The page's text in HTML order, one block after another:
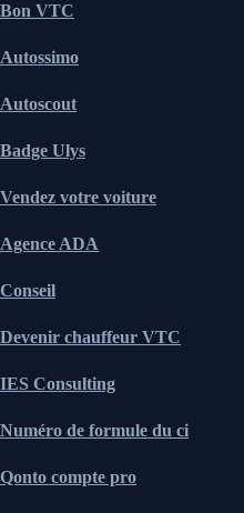
Bon VTC
Autossimo
Autoscout
Badge Ulys
Vendez votre voiture
Agence ADA
Conseil
Devenir chauffeur VTC
IES Consulting
Numéro de formule du ci
Qonto compte pro